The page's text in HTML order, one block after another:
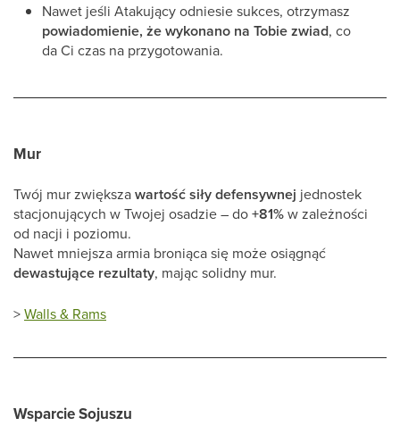
Nawet jeśli Atakujący odniesie sukces, otrzymasz
powiadomienie, że wykonano na Tobie zwiad, co
da Ci czas na przygotowania.
Mur
Twój mur zwiększawartość siły defensywnej jednostek
stacjonujących w Twojej osadzie – do+81%w zależności
od nacji i poziomu.
Nawet mniejsza armia broniąca się może osiągnąć
dewastujące rezultaty, mając solidny mur.
>Walls & Rams
Wsparcie Sojuszu